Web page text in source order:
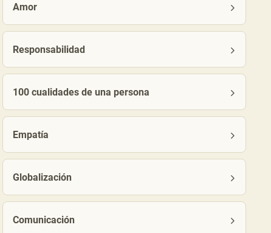
Amor
Responsabilidad
100 cualidades de una persona
Empatía
Globalización
Comunicación